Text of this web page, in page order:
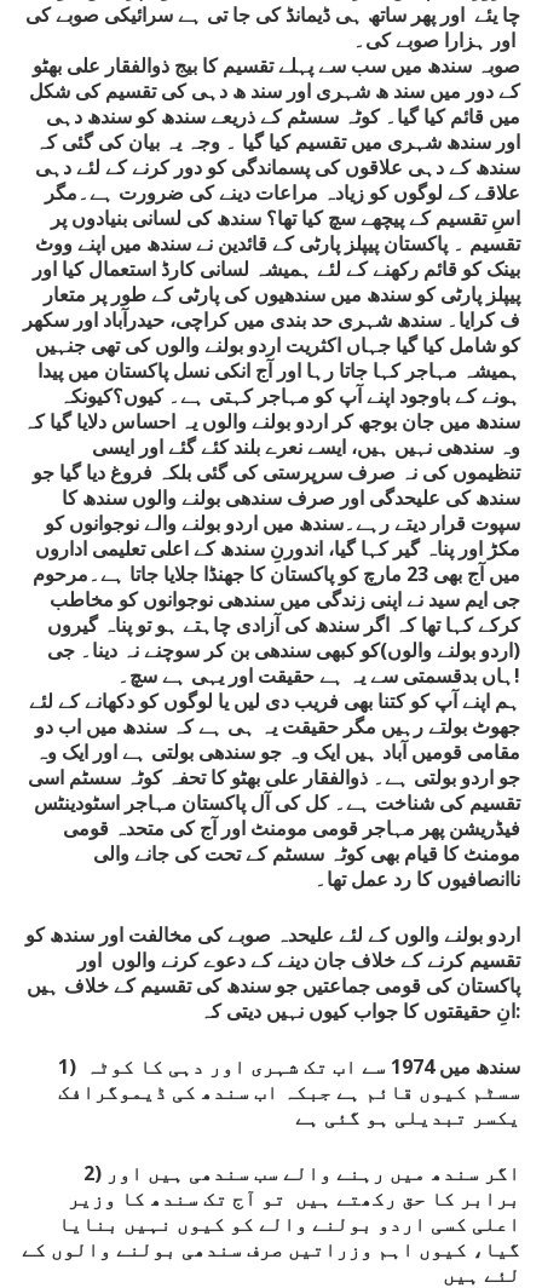
چا یئے اور پھر ساتھ ہی ڈیمانڈ کی جا تی ہے سرائیکی صوبے کی
اور ہزارا صوبے کی۔
صوبہ سندھ میں سب سے پہلے تقسیم کا بیج ذوالفقار علی بھٹو
کے دور میں سند ھ شہری اور سند ھ دہی کی تقسیم کی شکل
میں قائم کیا گیا۔ کوٹہ سسٹم کے ذریعے سندھ کو سندھ دہی
اور سندھ شہری میں تقسیم کیا گیا ۔ وجہ یہ بیان کی گئی کہ
سندھ کے دہی علاقوں کی پسماندگی کو دور کرنے کے لئے دہی
علاقے کے لوگوں کو زیادہ مراعات دینے کی ضرورت ہے۔مگر
اسِ تقسیم کے پیچھے سچ کیا تھا؟ سندھ کی لسانی بنیادوں پر
تقسیم ۔ پاکستان پیپلز پارٹی کے قائدین نے سندھ میں اپنے ووٹ
بینک کو قائم رکھنے کے لئے ہمیشہ لسانی کارڈ استعمال کیا اور
پیپلز پارٹی کو سندھ میں سندھیوں کی پارٹی کے طور پر متعار
ف کرایا۔ سندھ شہری حد بندی میں کراچی، حیدرآباد اور سکھر
کو شامل کیا گیا جہاں اکثریت اردو بولنے والوں کی تھی جنہیں
ہمیشہ مہاجر کہا جاتا رہا اور آج انکی نسل پاکستان میں پیدا
ہونے کے باوجود اپنے آپ کو مہاجر کہتی ہے۔ کیوں؟کیونکہ
سندھ میں جان بوجھ کر اردو بولنے والوں یہ احساس دلایا گیا کہ
وہ سندھی نہیں ہیں، ایسے نعرے بلند کئے گئے اور ایسی
تنظیموں کی نہ صرف سرپرستی کی گئی بلکہ فروغ دیا گیا جو
سندھ کی علیحدگی اور صرف سندھی بولنے والوں سندھ کا
سپوت قرار دیتے رہے۔سندھ میں اردو بولنے والے نوجوانوں کو
مکڑ اور پناہ گیر کہا گیا، اندورنِ سندھ کے اعلی تعلیمی اداروں
میں آج بھی 23 مارچ کو پاکستان کا جھنڈا جلایا جاتا ہے۔مرحوم
جی ایم سید نے اپنی زندگی میں سندھی نوجوانوں کو مخاطب
کرکے کہا تھا کہ اگر سندھ کی آزادی چاہتے ہو تو پناہ گیروں
(اردو بولنے والوں)کو کبھی سندھی بن کر سوچنے نہ دینا۔ جی
ہاں بدقسمتی سے یہ ہے حقیقت اور یہی ہے سچ۔!
ہم اپنے آپ کو کتنا بھی فریب دی لیں یا لوگوں کو دکھانے کے لئے
جھوٹ بولتے رہیں مگر حقیقت یہ ہی ہے کہ سندھ میں اب دو
مقامی قومیں آباد ہیں ایک وہ جو سندھی بولتی ہے اور ایک وہ
جو اردو بولتی ہے۔ ذوالفقار علی بھٹو کا تحفہ کوٹہ سسٹم اسی
تقسیم کی شناخت ہے۔ کل کی آل پاکستان مہاجر اسٹودینٹس
فیڈریشن پھر مہاجر قومی مومنٹ اور آج کی متحدہ قومی
مومنٹ کا قیام بھی کوٹہ سسٹم کے تحت کی جانے والی
ناانصافیوں کا رد عمل تھا۔
اردو بولنے والوں کے لئے علیحدہ صوبے کی مخالفت اور سندھ کو
تقسیم کرنے کے خلاف جان دینے کے دعوے کرنے والوں اور
پاکستان کی قومی جماعتیں جو سندھ کی تقسیم کے خلاف ہیں
انِ حقیقتوں کا جواب کیوں نہیں دیتی کہ:
1) سندھ میں 1974 سے اب تک شہری اور دہی کا کوٹہ
سسٹم کیوں قائم ہے جبکہ اب سندھ کی ڈیموگرافک
یکسر تبدیلی ہو گئی ہے
2) اگر سندھ میں رہنے والے سب سندھی ہیں اور
برابر کا حق رکھتے ہیں تو آج تک سندھ کا وزیر
اعلی کسی اردو بولنے والے کو کیوں نہیں بنایا
گیا، کیوں اہم وزراتیں صرف سندھی بولنے والوں کے
لئے ہیں